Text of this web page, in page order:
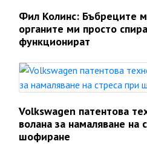
Фил Колинс: Бъбреците
органите ми просто
функционират
Volkswagen патентова
волана за намаляване на
шофиране